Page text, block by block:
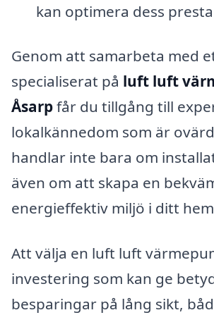
kan optimera dess
Genom att samarbeta med
specialiserat på luft luft
Åsarpfår du tillgång till
lokalkännedom som är
handlar inte bara om
även om att skapa en
energieffektiv miljö i ditt
Att välja en luft luft
investering som kan ge
besparingar på lång sikt,